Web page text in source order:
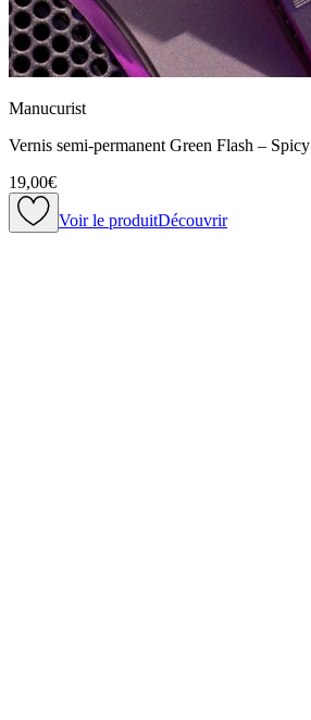
Manucurist
Vernis semi-permanent Green Flash – Spicy
19,00€
Voir le produitDécouvrir